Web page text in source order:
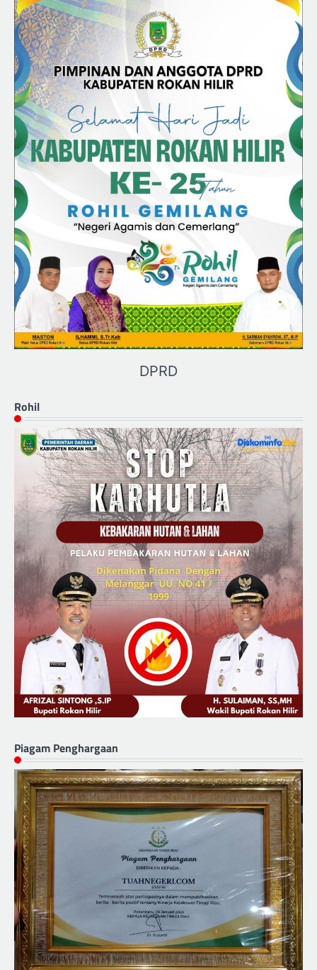
DPRD
Rohil
Piagam Penghargaan